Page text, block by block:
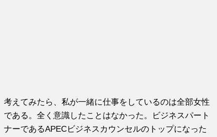
考えてみたら、私が一緒に仕事をしているのは全部女性
である。全く意識したことはなかった。ビジネスパート
ナーであるAPECビジネスカウンセルのトップになった